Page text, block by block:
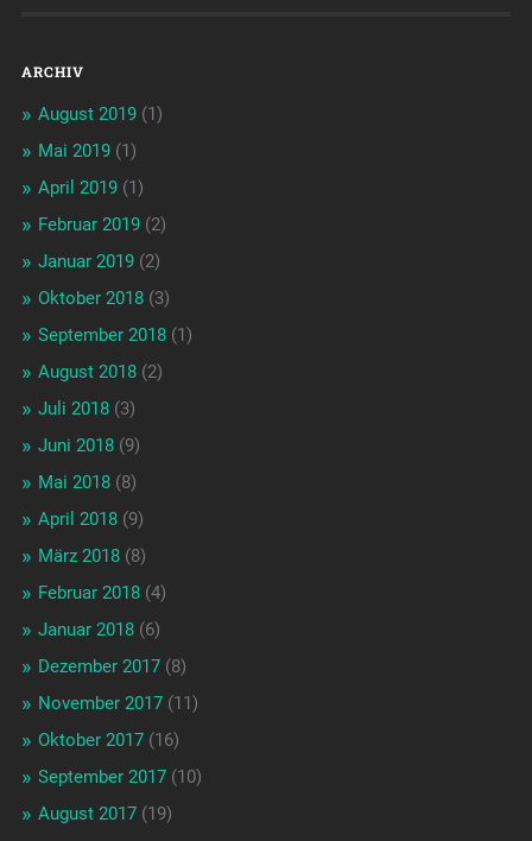
ARCHIV
August 2019(1)
Mai 2019(1)
April 2019(1)
Februar 2019(2)
Januar 2019(2)
Oktober 2018(3)
September 2018(1)
August 2018(2)
Juli 2018(3)
Juni 2018(9)
Mai 2018(8)
April 2018(9)
März 2018(8)
Februar 2018(4)
Januar 2018(6)
Dezember 2017(8)
November 2017(11)
Oktober 2017(16)
September 2017(10)
August 2017(19)